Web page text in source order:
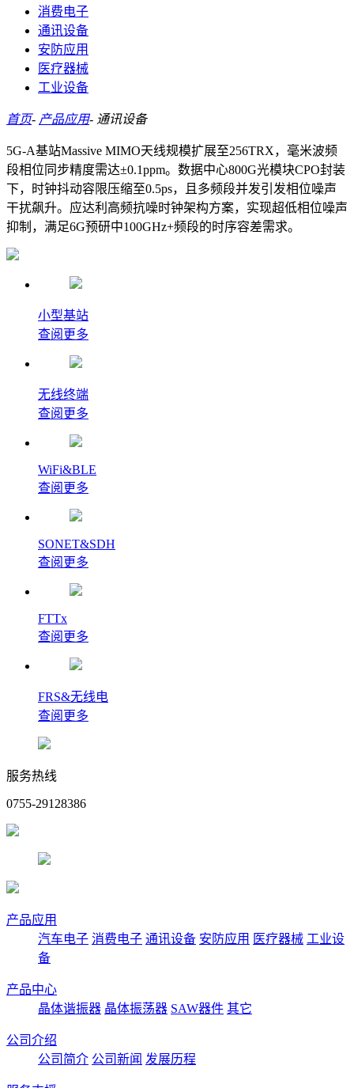
消费电子
通讯设备
安防应用
医疗器械
工业设备
首页- 产品应用- 通讯设备
5G-A基站Massive MIMO天线规模扩展至256TRX，毫米波频
段相位同步精度需达±0.1ppm。数据中心800G光模块CPO封装
下，时钟抖动容限压缩至0.5ps，且多频段并发引发相位噪声
干扰飙升。应达利高频抗噪时钟架构方案，实现超低相位噪声
抑制，满足6G预研中100GHz+频段的时序容差需求。
小型基站
查阅更多
无线终端
查阅更多
WiFi&BLE
查阅更多
SONET&SDH
查阅更多
FTTx
查阅更多
FRS&无线电
查阅更多
服务热线
0755-29128386
产品应用
汽车电子 消费电子 通讯设备 安防应用 医疗器械 工业设
备
产品中心
晶体谐振器 晶体振荡器 SAW器件 其它
公司介绍
公司简介 公司新闻 发展历程